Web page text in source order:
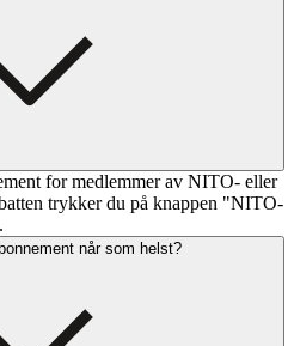
for medlemmer av NITO- eller
trykker du på knappen "NITO-
når som helst?